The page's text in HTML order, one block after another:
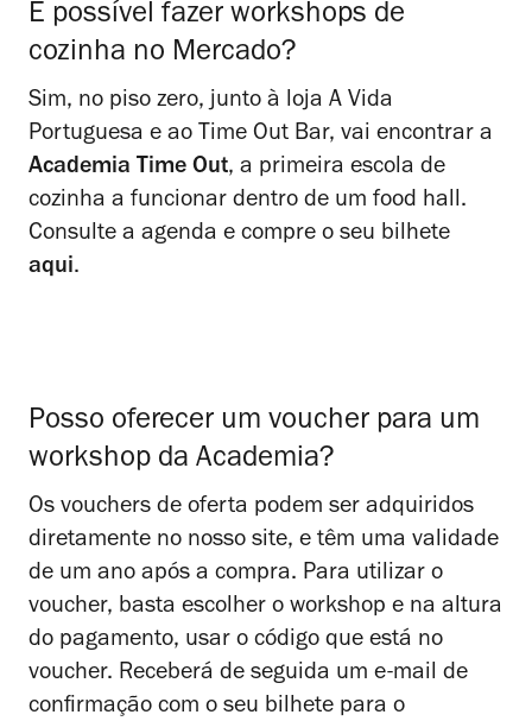
É possível fazer workshops de
cozinha no Mercado?
Sim, no piso zero, junto à loja A Vida
Portuguesa e ao Time Out Bar, vai encontrar a
Academia Time Out, a primeira escola de
cozinha a funcionar dentro de um food hall.
Consulte a agenda e compre o seu bilhete
aqui.
Posso oferecer um voucher para um
workshop da Academia?
Os vouchers de oferta podem ser adquiridos
diretamente no nosso site, e têm uma validade
de um ano após a compra. Para utilizar o
voucher, basta escolher o workshop e na altura
do pagamento, usar o código que está no
voucher. Receberá de seguida um e-mail de
confirmação com o seu bilhete para o